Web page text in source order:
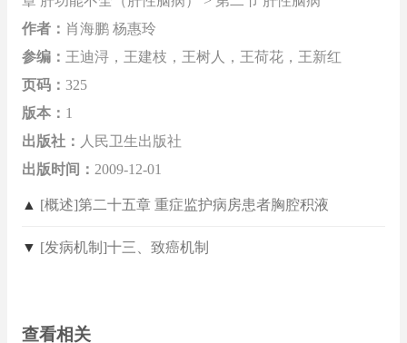
作者： 肖海鹏 杨惠玲
参编： 王迪浔，王建枝，王树人，王荷花，王新红
页码： 325
版本： 1
出版社： 人民卫生出版社
出版时间： 2009-12-01
▲ [概述]第二十五章 重症监护病房患者胸腔积液
▼ [发病机制]十三、致癌机制
查看相关